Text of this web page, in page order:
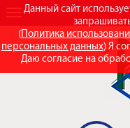
Данный сайт
(Политика
персональных данных) Я
Даю согласие на